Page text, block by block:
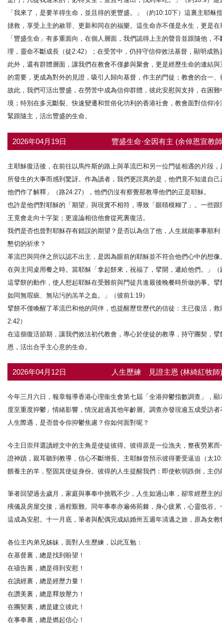
「我來了，是要羊得生命，並且得的更豐盛。」（約10:10下）這裏主耶
拯救，享受上主的赦罪、更新和同在的福樂。這生命亦不僅是永生，更是
「豐盛生命」有多重面向，在個人層面，我們認得上主的聲音並跟隨他，
理，靈命不斷成長（徒2:42）；在受苦中，仍持守信仰效法基督，顯明成
此外，還有群體層面，讓我們在教會不僅參與聚會，更是經歷生命的連結
的需要，更成為對外的見證，吸引人歸向基督，作主的門徒；教會的合一
故此，我們可活出豐盛，在勞苦中成為信仰群體，彼此安慰與支持，在困
境；特別在多元斷裂、快速變遷和世俗化功利的香港社會，教會面對信仰
緊跟隨主，活出豐盛的生命。
2026年04月19日 豐盛生命·全因有主 (余倬恩宣教
主耶穌復活後，在前往以馬忤斯的路上與革流巴和另一位門徒相遇的片段
所發生的大事而感到驚訝。作為讀者，我們更詫異的是，他們竟不知道自
他們作了解釋」（路24:27），他們仍沒有察覺那教導他們的正是耶穌。
也許是他們對耶穌的「期望」與現實不相符，導致「眼睛模糊了」。一些
王竟會走向十字架；更遑論相信他會從死裏復活。
我們是否也曾對耶穌存有錯誤的期望？是否以為信了他，人生就能事事順
懇切的祈求？
革流巴與同伴之所以認不出主，是因為眼前的耶穌並不符合他們心中的想
在與主同桌用餐之時。當耶穌「拿起餅來，祝福了，擘開，遞給他們。」
這擘餅的動作，使人想起耶穌在受難前與門徒共進最後晚餐時所做的事。
如同無瑕疵、無玷污的羔羊之血。」（彼前1:19）
擘餅不僅喚醒了革流巴和他的同伴，也提醒歷世歷代的信徒：主已復活，
2:42）
在這個復活節期，讓我們效法初代教會，專心於使徒的教導，持守團契，
恩，活出合乎主心意的生命。
2026年04月12日 人生歷練 見證主恩 (林綺紅牧
今年三月六日，報章報導香港心理衞生會第七屆「全港抑鬱指數調查」，
度至重度抑鬱」情緒影響，情況超過其他年齡層。調查亦發現逾五成受訪
人生際遇，是否曾令你抑鬱焦慮？你如何面對呢？
今主日崇拜選讀經文中的主角是使徒彼得。彼得原是一位漁夫，整夜勞累
證神蹟，親耳聽到教導，信心不斷增長。主耶穌曾預示彼得要受逼迫（太
餵養主的羊，堅固其使徒身份。彼得的人生提醒我們：即使軟弱跌倒，主
筆者回望過去歲月，家庭與事奉中挑戰不少，人生如過山車，卻常經歷主
殯儀及房屋交接，過程艱難。同年事奉亦遍佈荊棘，身心疲累，心靈低谷
這成為安慰。十一月底，筆者與配偶完成結婚卅五週年清邁之旅，原為女
各位主內弟兄姊妹，面對人生歷練，以此互勉：
在基督裏，總是找到盼望！
在禱告裏，總是得到安慰！
在讀經裏，總是經歷力量！
在讚美裏，總是釋放壓力！
在團契裏，總是建立彼此！
在事奉裏，總是燃起信心！